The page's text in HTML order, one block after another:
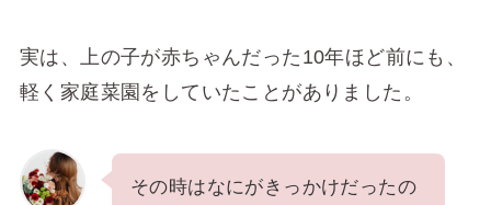
実は、上の子が赤ちゃんだった10年ほど前にも、
軽く家庭菜園をしていたことがありました。
その時はなにがきっかけだったの